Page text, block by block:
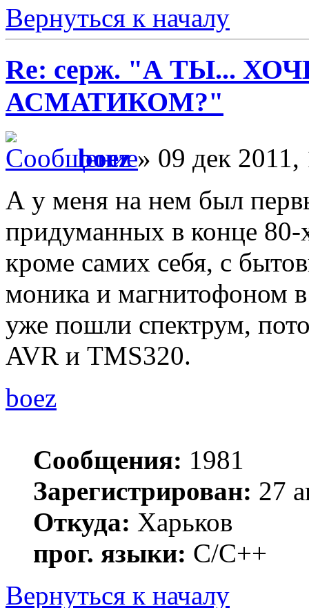
Вернуться к началу
Re: серж. "А ТЫ...
АСМАТИКОМ?"
boez» 09 дек 2011,
А у меня на нем был
придуманных в конце
кроме самих себя, с
моника и магнитофоном в
уже пошли спектрум,
AVR и TMS320.
boez
Сообщения: 1981
Зарегистрирован: 27
Откуда: Харьков
прог. языки: С/С++
Вернуться к началу